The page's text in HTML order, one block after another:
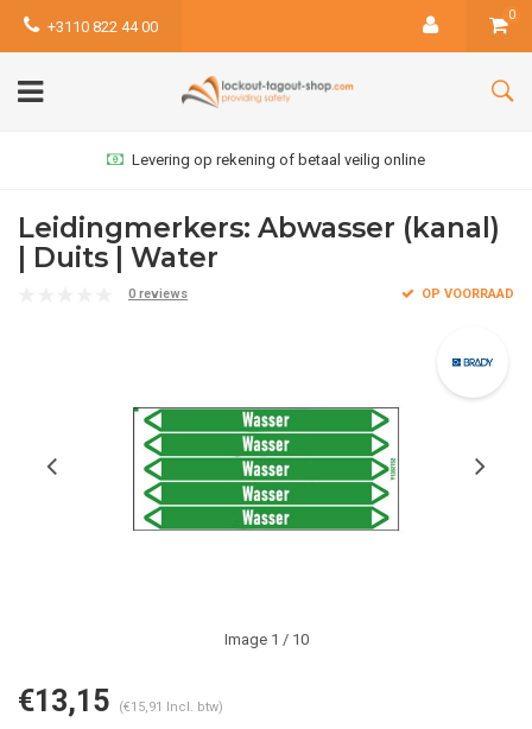
+3110 822 44 00
0
Levering op rekening of betaal veilig online
Leidingmerkers: Abwasser (kanal)
| Duits | Water
0 reviews OP VOORRAAD
Image 1 / 10
€13,15 (€15,91 Incl. btw)